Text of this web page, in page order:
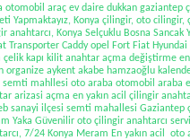
otomobil araç ev daire dukkan gaziantep
Yapmaktayız, Konya çilingir, oto cilingir,
anahtarcı, Konya Selçuklu Bosna
Transporter Caddy opel Fort Fiat
çelik kapı kilit anahtar açma değiştirme
organize aykent akabe hamzaoğlu
semti mahllesi oto araba otomobil araba
arizasi açma en yakın acil çilingir
sanayi ilçesi semti mahallesi
Yaka Güvenilir oto çilingir anahtarcı
7/24 Konya Meram En yakın acil